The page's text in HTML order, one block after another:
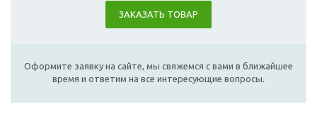
ЗАКАЗАТЬ ТОВАР
Оформите заявку на сайте, мы свяжемся с вами в ближайшее
время и ответим на все интересующие вопросы.